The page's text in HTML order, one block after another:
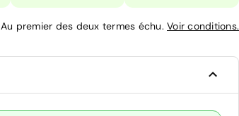
Au premier des deux termes échu. Voir conditions.